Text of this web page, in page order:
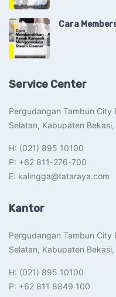
Cara
Service Center
Pergudangan Tambun City
Selatan, Kabupaten
H: (021) 895 10100
P: +62 811-276-700
E: kalingga@tataraya.com
Kantor
Pergudangan Tambun City
Selatan, Kabupaten
H: (021) 895 10100
P: +62 811 8849 100